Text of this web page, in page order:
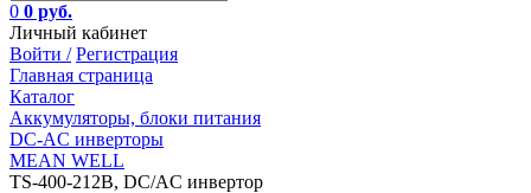
0 0 руб.
Личный кабинет
Войти / Регистрация
Главная страница
Каталог
Аккумуляторы, блоки питания
DC-AC инверторы
MEAN WELL
TS-400-212B, DC/AC инвертор